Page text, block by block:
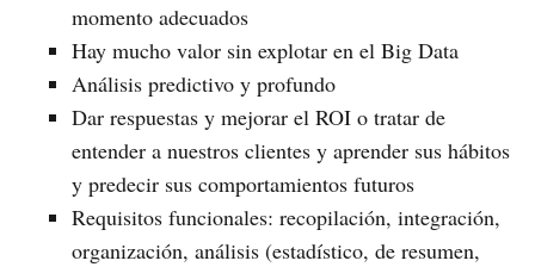
momento adecuados
Hay mucho valor sin explotar en el Big Data
Análisis predictivo y profundo
Dar respuestas y mejorar el ROI o tratar de
entender a nuestros clientes y aprender sus hábitos
y predecir sus comportamientos futuros
Requisitos funcionales: recopilación, integración,
organización, análisis (estadístico, de resumen,